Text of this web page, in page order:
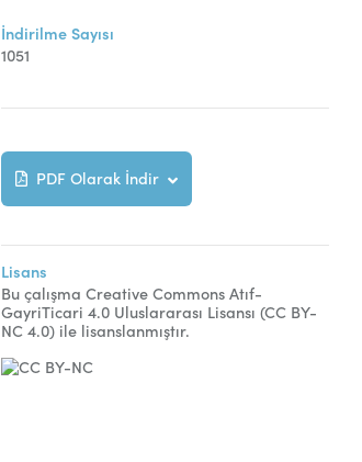
İndirilme Sayısı
1051
PDF Olarak İndir
Lisans
Bu çalışma Creative Commons Atıf-
GayriTicari 4.0 Uluslararası Lisansı (CC BY-
NC 4.0) ile lisanslanmıştır.